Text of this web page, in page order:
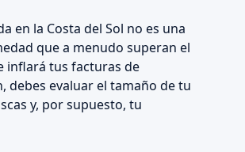
en la Costa del Sol no es una
que a menudo superan el
inflará tus facturas de
debes evaluar el tamaño de tu
y, por supuesto, tu